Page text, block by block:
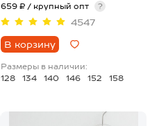
659 ₽ / крупный опт
?
4547
В корзину
Размеры в наличии:
128
134 140 146 152 158